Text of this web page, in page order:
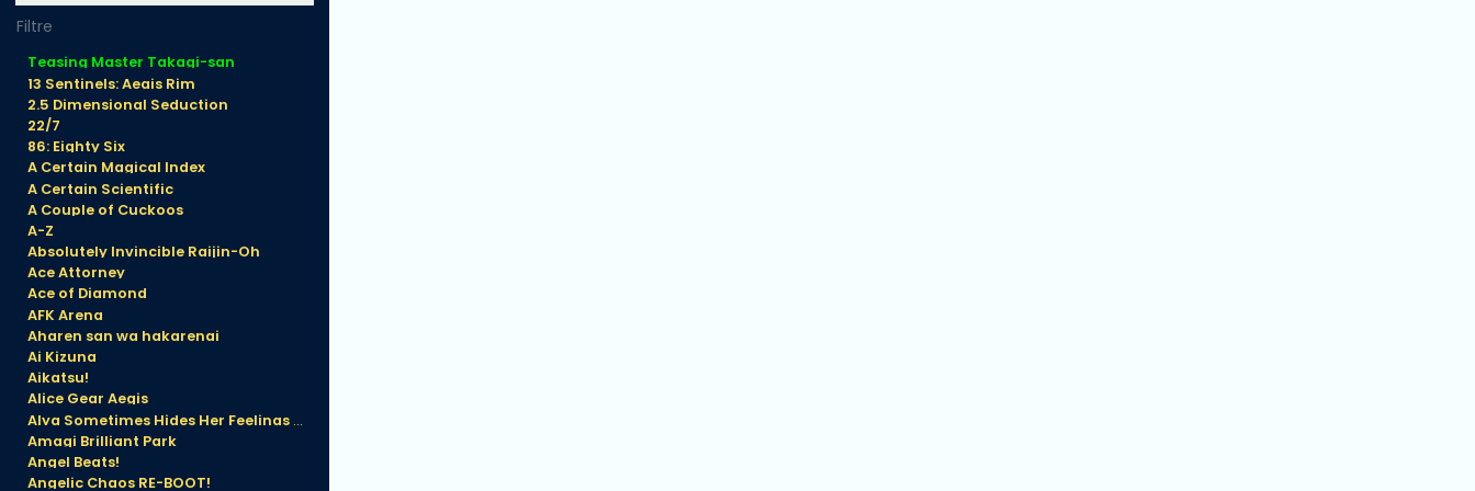
Teasing Master Takagi-san
13 Sentinels: Aegis Rim
2.5 Dimensional Seduction
22/7
86: Eighty Six
A Certain Magical Index
A Certain Scientific
A Couple of Cuckoos
A-Z
Absolutely Invincible Raijin-Oh
Ace Attorney
Ace of Diamond
AFK Arena
Aharen san wa hakarenai
Ai Kizuna
Aikatsu!
Alice Gear Aegis
Alya Sometimes Hides Her Feelings in Russian
Amagi Brilliant Park
Angel Beats!
Angelic Chaos RE-BOOT!